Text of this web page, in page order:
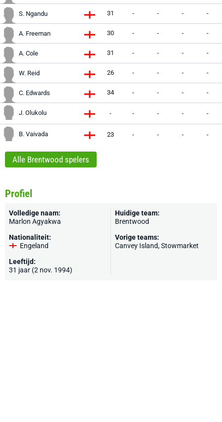
S. Ngandu 31 - - - -
A. Freeman 30 - - - -
A. Cole 31 - - - -
W. Reid 26 - - - -
C. Edwards 34 - - - -
J. Olukolu - - - - -
B. Vaivada 23 - - - -
Alle Brentwood spelers
Profiel
Volledige naam:
Marlon Agyakwa
Nationaliteit:
Engeland
Leeftijd:
31 jaar (2 nov. 1994)
Huidige team:
Brentwood
Vorige teams:
Canvey Island,Stowmarket